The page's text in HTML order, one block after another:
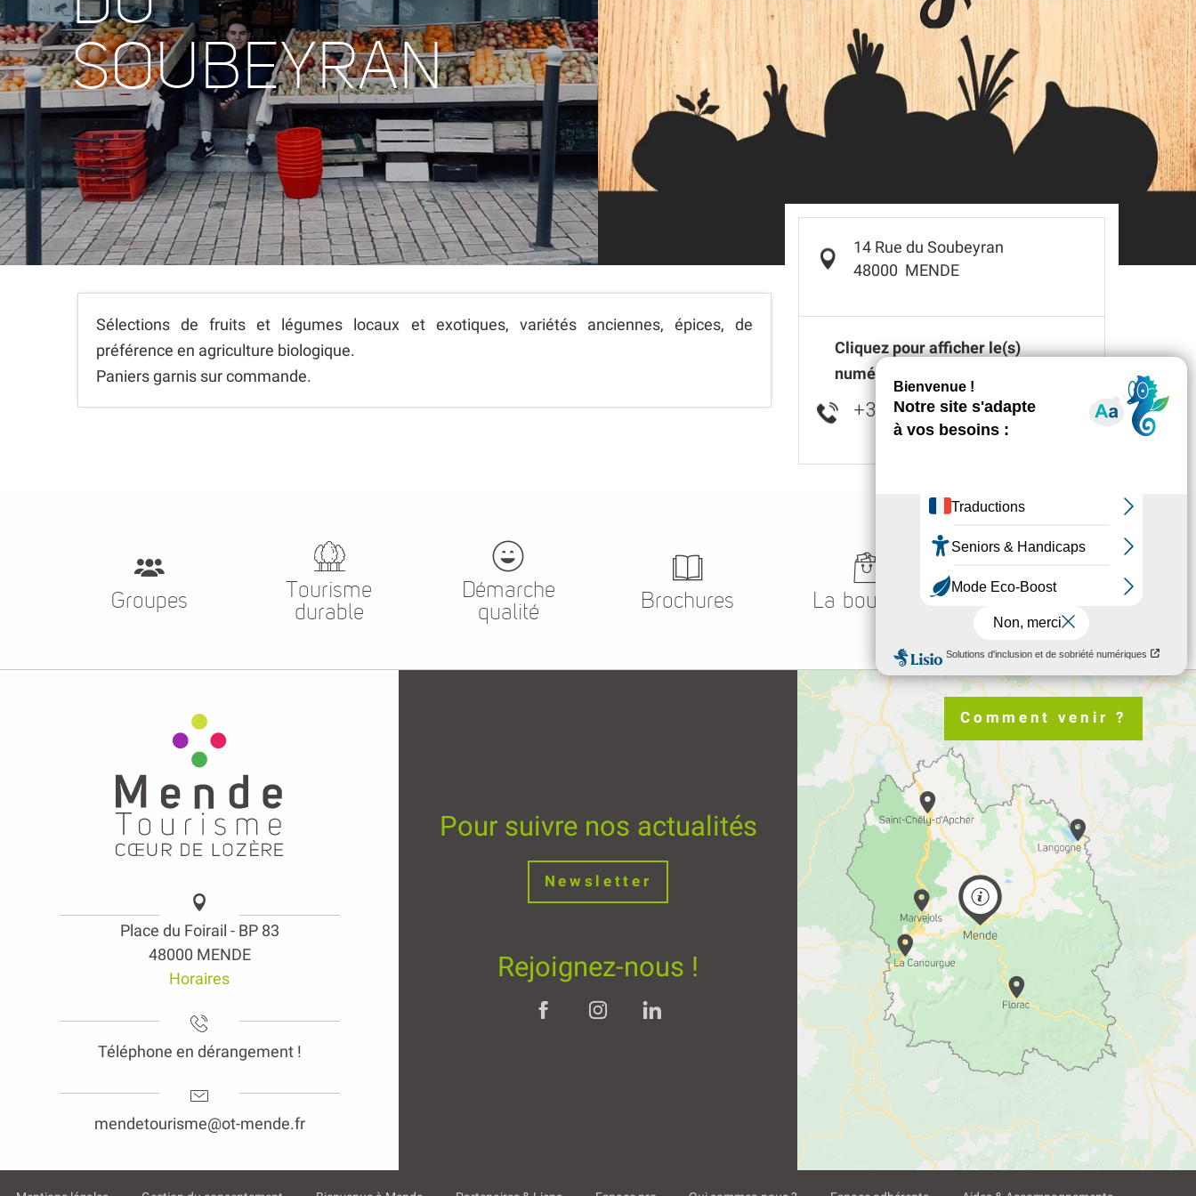
SOUBEYRAN
Sélections de fruits et légumes locaux et exotiques, variétés anciennes, épices, de
préférence en agriculture biologique.
Paniers garnis sur commande.
14 Rue du Soubeyran
48000 MENDE
Cliquez pour afficher le(s)
numéro(s)
+33 4 66 65 30▒▒
Groupes
Tourisme
durable
Démarche
qualité
Brochures La boutique
Locations à
l’année
Place du Foirail - BP 83
48000 MENDE
Horaires
Téléphone en dérangement !
mendetourisme@ot-mende.fr
Pour suivre nos actualités
Newsletter
Rejoignez-nous !
Comment venir ?